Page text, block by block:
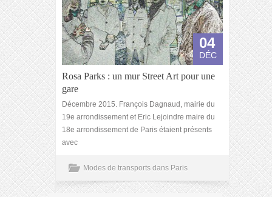
04
DÉC
Rosa Parks : un mur Street Art pour une
gare
Décembre 2015. François Dagnaud, mairie du
19e arrondissement et Eric Lejoindre maire du
18e arrondissement de Paris étaient présents
avec
Modes de transports dans Paris